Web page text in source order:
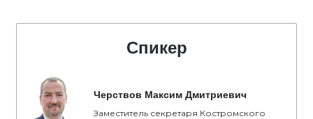
Спикер
Черствов Максим Дмитриевич
Заместитель секретаря Костромского